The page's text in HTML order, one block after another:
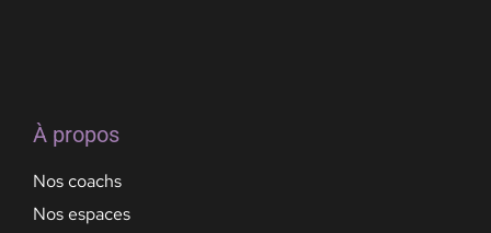
À propos
Nos coachs
Nos espaces